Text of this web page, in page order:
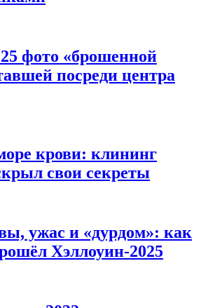
фото «брошенной
посреди центра
крови: клининг
свои секреты
ужас и «дурдом»: как
Хэллоуин-2025